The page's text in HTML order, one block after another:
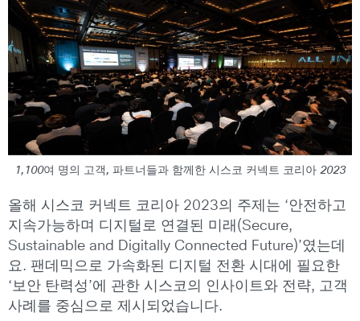
1,100여 명의 고객, 파트너들과 함께한 시스코 커넥트 코리아 2023
올해 시스코 커넥트 코리아 2023의 주제는 ‘안전하고
지속가능하며 디지털로 연결된 미래(Secure,
Sustainable and Digitally Connected Future)’였는데
요. 팬데믹으로 가속화된 디지털 전환 시대에 필요한
‘보안 탄력성’에 관한 시스코의 인사이트와 전략, 고객
사례를 중심으로 제시되었습니다.